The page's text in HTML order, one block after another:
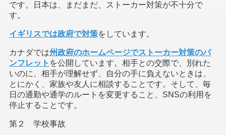
です。日本は、まだまだ、ストーカー対策が不十分で
す。
イギリスでは政府で対策をしています。
カナダでは州政府のホームページでストーカー対策のパ
ンフレット を公開しています。相手との交際で、別れた
いのに、相手が理解せず、自分の手に負えないときは、
とにかく、家族や友人に相談することです。そして、毎
日の通勤や通学のルートを変更すること、SNSの利用を
停止することです。
第２ 学校事故